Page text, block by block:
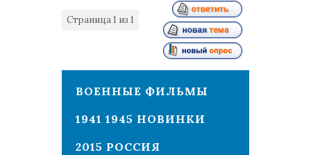
Страница1 из 1
ВОЕННЫЕ ФИЛЬМЫ
1941 1945 НОВИНКИ
2015 РОССИЯ